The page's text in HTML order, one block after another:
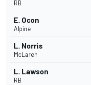
RB
E. Ocon
Alpine
L. Norris
McLaren
L. Lawson
RB